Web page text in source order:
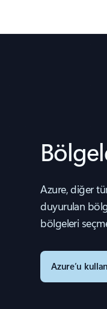
Azure, diğer
duyurulan
bölgeleri
Azure’u